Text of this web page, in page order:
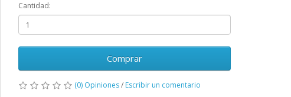
Cantidad:
Comprar
(0) Opiniones/ Escribir un comentario